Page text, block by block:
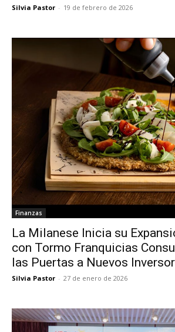
Silvia Pastor - 19 de febrero de 2026
Finanzas
La Milanese Inicia su
con Tormo Franquicias
las Puertas a Nuevos
Silvia Pastor - 27 de enero de 2026